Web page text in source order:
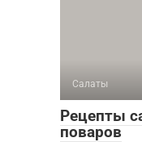
Салаты
Рецепты
поваров